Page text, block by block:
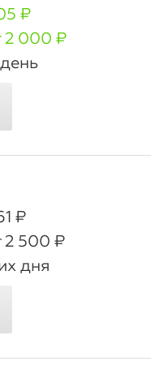
₽
2 000 ₽
₽
2 500 ₽
дня